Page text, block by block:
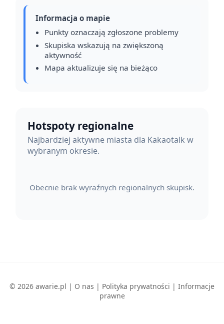
Informacja o mapie
Punkty oznaczają zgłoszone problemy
Skupiska wskazują na zwiększoną
aktywność
Mapa aktualizuje się na bieżąco
Hotspoty regionalne
Najbardziej aktywne miasta dla Kakaotalk w
wybranym okresie.
Obecnie brak wyraźnych regionalnych skupisk.
© 2026 awarie.pl | O nas | Polityka prywatności | Informacje
prawne